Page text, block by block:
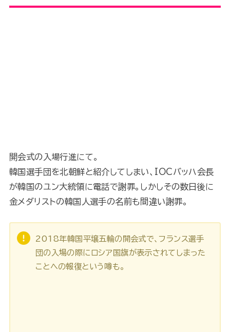
開会式の入場行進にて。
韓国選手団を北朝鮮と紹介してしまい、IOCバッハ会長
が韓国のユン大統領に電話で謝罪。しかしその数日後に
金メダリストの韓国人選手の名前も間違い謝罪。
2018年韓国平壌五輪の開会式で、フランス選手
団の入場の際にロシア国旗が表示されてしまった
ことへの報復という噂も。